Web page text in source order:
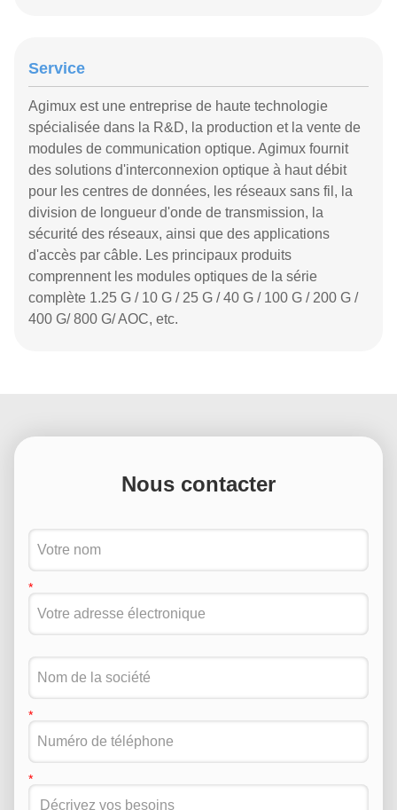
Service
Agimux est une entreprise de haute technologie
spécialisée dans la R&D, la production et la vente de
modules de communication optique. Agimux fournit
des solutions d'interconnexion optique à haut débit
pour les centres de données, les réseaux sans fil, la
division de longueur d'onde de transmission, la
sécurité des réseaux, ainsi que des applications
d'accès par câble. Les principaux produits
comprennent les modules optiques de la série
complète 1.25 G / 10 G / 25 G / 40 G / 100 G / 200 G /
400 G/ 800 G/ AOC, etc.
Nous contacter